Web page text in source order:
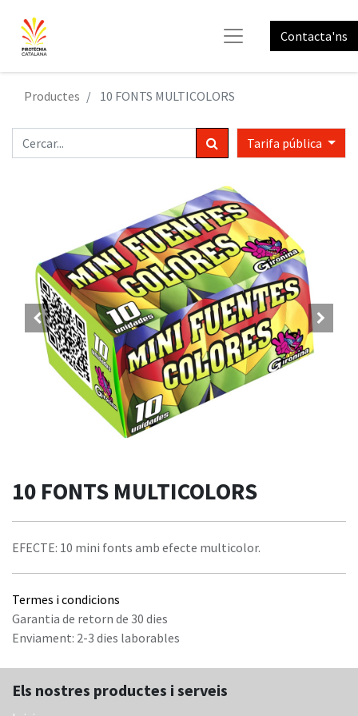
Contacta'ns
Productes 10 FONTS MULTICOLORS
Tarifa pública
10 FONTS MULTICOLORS
EFECTE: 10 mini fonts amb efecte multicolor.
Termes i condicions
Garantia de retorn de 30 dies
Enviament: 2-3 dies laborables
Els nostres productes i serveis